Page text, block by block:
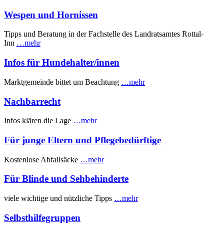
Wespen und Hornissen
Tipps und Beratung in der Fachstelle des Landratsamtes Rottal-
Inn …mehr
Infos für Hundehalter/innen
Marktgemeinde bittet um Beachtung …mehr
Nachbarrecht
Infos klären die Lage …mehr
Für junge Eltern und Pflegebedürftige
Kostenlose Abfallsäcke …mehr
Für Blinde und Sehbehinderte
viele wichtige und nützliche Tipps …mehr
Selbsthilfegruppen